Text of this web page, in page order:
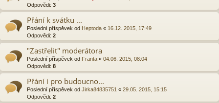
Odpovědi: 3
Přání k svátku ...
Poslední příspěvek od Heptoda « 16.12. 2015, 17:49
Odpovědi: 2
"Zastřelit" moderátora
Poslední příspěvek od Franta « 04.06. 2015, 08:04
Odpovědi: 8
Přání i pro budoucno...
Poslední příspěvek od Jirka84835751 « 29.05. 2015, 15:15
Odpovědi: 2